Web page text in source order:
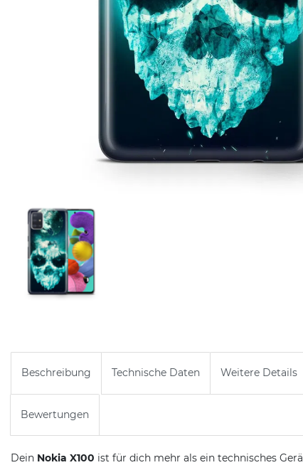
Beschreibung Technische Daten Weitere Details
Bewertungen
Dein Nokia X100 ist für dich mehr als ein technisches